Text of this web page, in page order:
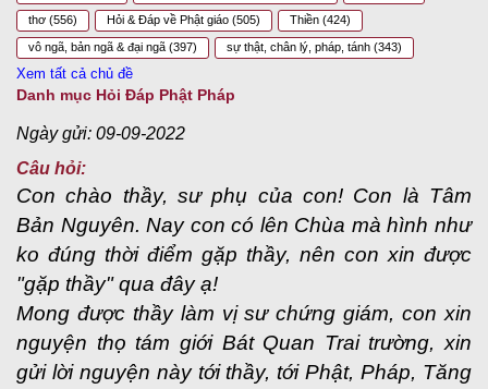
thơ (556) Hỏi & Đáp về Phật giáo (505) Thiền (424)
vô ngã, bản ngã & đại ngã (397) sự thật, chân lý, pháp, tánh (343)
Xem tất cả chủ đề
Danh mục Hỏi Đáp Phật Pháp
Ngày gửi: 09-09-2022
Câu hỏi:
Con chào thầy, sư phụ của con! Con là Tâm
Bản Nguyên. Nay con có lên Chùa mà hình như
ko đúng thời điểm gặp thầy, nên con xin được
"gặp thầy" qua đây ạ!
Mong được thầy làm vị sư chứng giám, con xin
nguyện thọ tám giới Bát Quan Trai trường, xin
gửi lời nguyện này tới thầy, tới Phật, Pháp, Tăng